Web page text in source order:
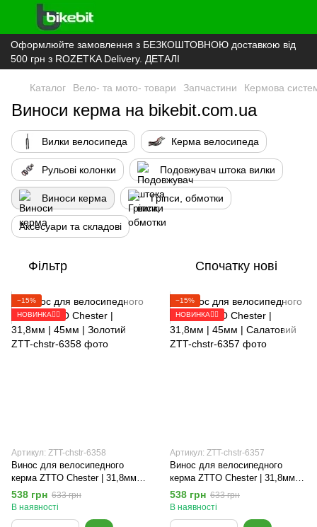
Оформлюйте замовлення з БЕЗКОШТОВНОЮ доставкою від
500 грн з ROZETKA Delivery. ДЕТАЛІ
Каталог Вело- та мото- товари Запчастини Кермова
Виноси керма на bikebit.com.ua
Вилки велосипеда Керма велосипеда
Рульові колонки Подовжувач штока вилки
Виноси керма Гріпси, обмотки
Аксесуари та складові
Фільтр Спочатку нові
−15%
НОВИНКА🚴‍♂️
Артикул: ZTT-chstr-6358
Винос для велосипедного
керма ZTTO Chester | 31,8мм |
45мм | Золотий
538 грн 633 грн
В наявності
−15%
НОВИНКА🚴‍♂️
Артикул: ZTT-chstr-6357
Винос для велосипедного
керма ZTTO Chester | 31,8мм |
45мм | Салатовий
538 грн 633 грн
В наявності